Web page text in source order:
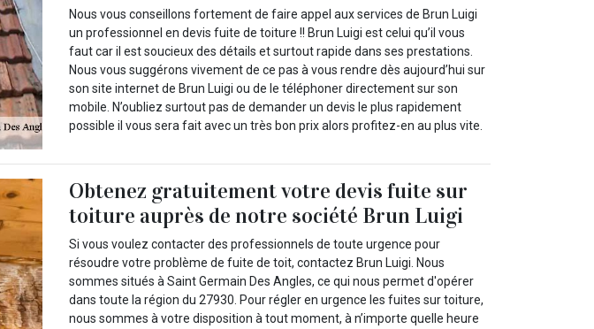
Nous vous conseillons fortement de faire appel aux services de Brun Luigi
un professionnel en devis fuite de toiture !! Brun Luigi est celui qu’il vous
faut car il est soucieux des détails et surtout rapide dans ses prestations.
Nous vous suggérons vivement de ce pas à vous rendre dès aujourd’hui sur
son site internet de Brun Luigi ou de le téléphoner directement sur son
mobile. N’oubliez surtout pas de demander un devis le plus rapidement
possible il vous sera fait avec un très bon prix alors profitez-en au plus vite.
Obtenez gratuitement votre devis fuite sur
toiture auprès de notre société Brun Luigi
Si vous voulez contacter des professionnels de toute urgence pour
résoudre votre problème de fuite de toit, contactez Brun Luigi. Nous
sommes situés à Saint Germain Des Angles, ce qui nous permet d'opérer
dans toute la région du 27930. Pour régler en urgence les fuites sur toiture,
nous sommes à votre disposition à tout moment, à n’importe quelle heure